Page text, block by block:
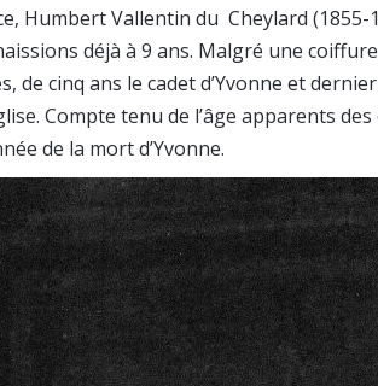
Humbert Vallentin du Cheylard (1855-
déjà à 9 ans. Malgré une
de cinq ans le cadet d’Yvonne et
Compte tenu de l’âge apparents
de la mort d’Yvonne.